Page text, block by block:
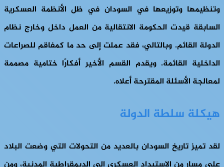
وتنظيمها وتوزيعها في السودان في ظل الأنظمة العسكرية
السابقة قيدت الحكومة الانتقالية من العمل داخل وخارج نظام
الدولة القائم. وبالتالي، فقد عملت إلى حد ما كمفاقم للصراعات
الداخلية القائمة. ويقدم القسم الأخير أفكارًا ختامية مصممة
لمعالجة الأسئلة المقترحة أعلاه.
هيكلة سلطة الدولة
لقد تميز تاريخ السودان بالعديد من التحولات التي وضعت البلاد